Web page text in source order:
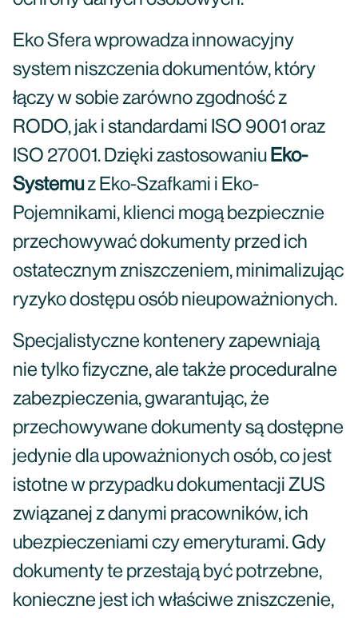
Eko Sfera wprowadza innowacyjny
system niszczenia dokumentów, który
łączy w sobie zarówno zgodność z
RODO, jak i standardami ISO 9001 oraz
ISO 27001. Dzięki zastosowaniu Eko-
Systemuz Eko-Szafkami i Eko-
Pojemnikami, klienci mogą bezpiecznie
przechowywać dokumenty przed ich
ostatecznym zniszczeniem, minimalizując
ryzyko dostępu osób nieupoważnionych.
Specjalistyczne kontenery zapewniają
nie tylko fizyczne, ale także proceduralne
zabezpieczenia, gwarantując, że
przechowywane dokumenty są dostępne
jedynie dla upoważnionych osób, co jest
istotne w przypadku dokumentacji ZUS
związanej z danymi pracowników, ich
ubezpieczeniami czy emeryturami. Gdy
dokumenty te przestają być potrzebne,
konieczne jest ich właściwe zniszczenie,